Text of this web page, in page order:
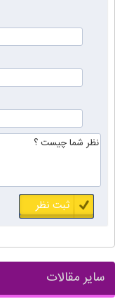
سایر مقالات